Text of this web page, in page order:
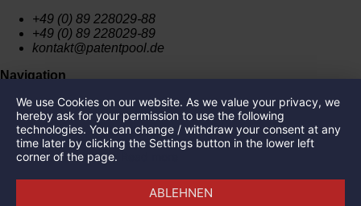
+49 (0) 89 228029-88
+49 (0) 89 228029-89
kontakt@patentpool.de
Navigation
News
Press
Imprint
Privacy Policy
We use Cookies on our website. As we value your privacy, we
hereby ask for your permission to use the following
technologies. You can change / withdraw your consent at any
time later by clicking the Settings button in the lower left
corner of the page.
ABLEHNEN